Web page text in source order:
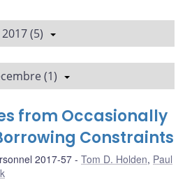
2017 (5)
(1)
from Occasionally
Constraints
2017-57 Tom D. Holden, Paul